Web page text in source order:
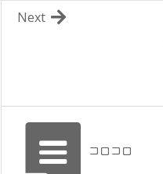
Next
コロコロ